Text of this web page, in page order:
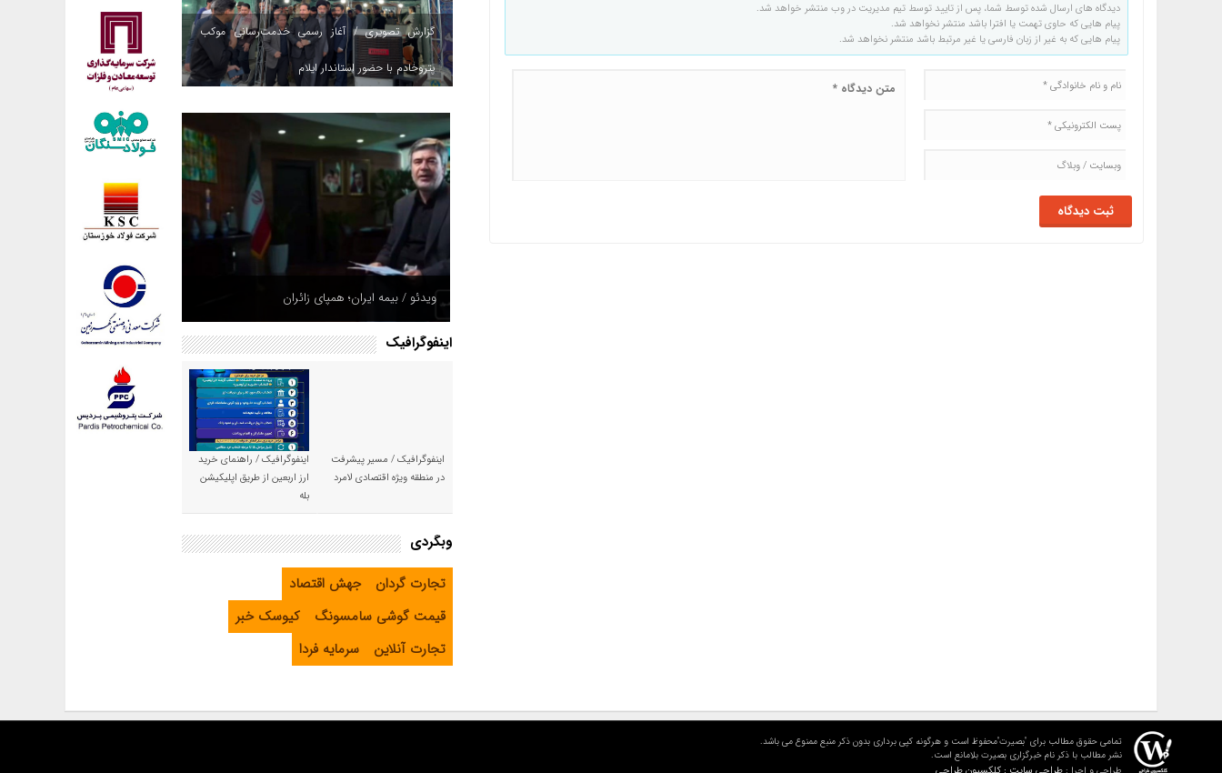
دیدگاه های ارسال شده توسط شما، پس از تایید توسط تیم مدیریت در وب منتشر خواهد شد.
پیام هایی که حاوی تهمت یا افترا باشد منتشر نخواهد شد.
پیام هایی که به غیر از زبان فارسی یا غیر مرتبط باشد منتشر نخواهد شد.
گزارش تصویری / آغاز رسمی خدمت‌رسانی موکب
پتروخادم با حضور استاندار ایلام
ویدئو / بیمه ایران؛ همپای زائران
اینفوگرافیک
اینفوگرافیک / مسیر پیشرفت
در منطقه ویژه اقتصادی لامرد
اینفوگرافیک / راهنمای خرید
ارز اربعین از طریق اپلیکیشن
بله
وبگردی
تجارت گردان
جهش اقتصاد
قیمت گوشی سامسونگ
کیوسک خبر
تجارت آنلاین
سرمایه فردا
تمامی حقوق مطالب برای "بصیرت"محفوظ است و هرگونه کپی برداری بدون ذکر منبع ممنوع می باشد.
نشر مطالب با ذکر نام خبرگزاری بصیرت بلامانع است.